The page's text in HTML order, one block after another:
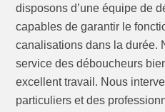
disposons d’une équipe de
capables de garantir le
canalisations dans la durée.
service des déboucheurs
excellent travail. Nous
particuliers et des